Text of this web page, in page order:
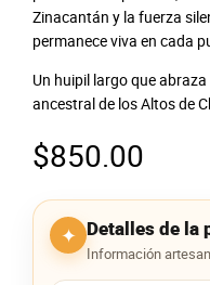
Zinacantán y la fuerza
permanece viva en cada
Un huipil largo que
ancestral de los Altos de
$850.00
✦ Detalles de la
Información